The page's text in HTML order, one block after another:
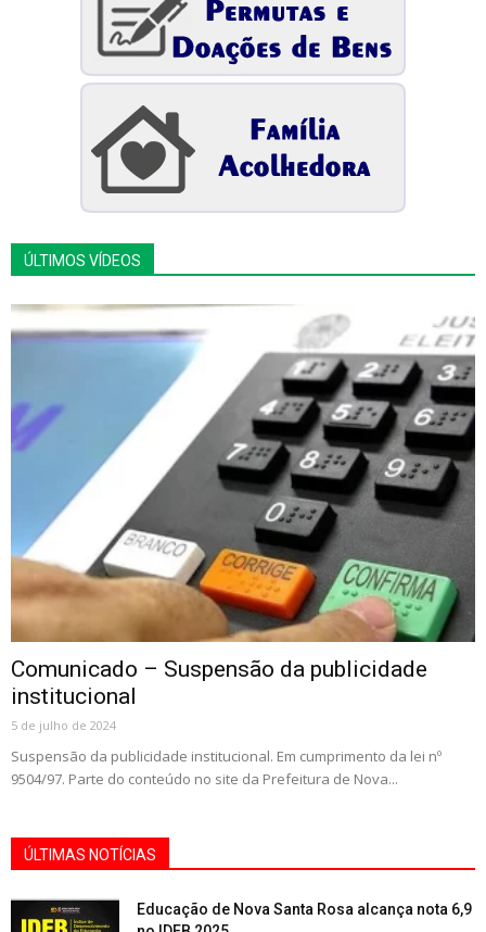
ÚLTIMOS VÍDEOS
Comunicado – Suspensão da publicidade
institucional
5 de julho de 2024
Suspensão da publicidade institucional. Em cumprimento da lei nº
9504/97. Parte do conteúdo no site da Prefeitura de Nova...
ÚLTIMAS NOTÍCIAS
Educação de Nova Santa Rosa alcança nota 6,9